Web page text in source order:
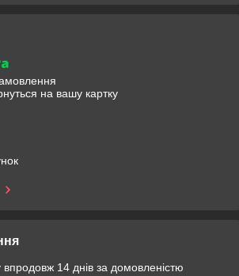
на вашу картку
14 днів за домовленістю